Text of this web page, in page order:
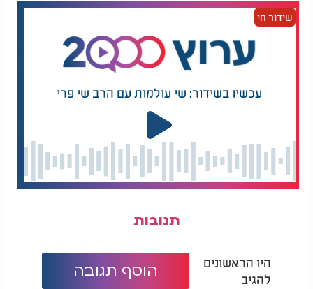
שידור חי
עכשיו בשידור: שי עולמות עם הרב שי פרי
תגובות
היו הראשונים
להגיב
הוסף תגובה